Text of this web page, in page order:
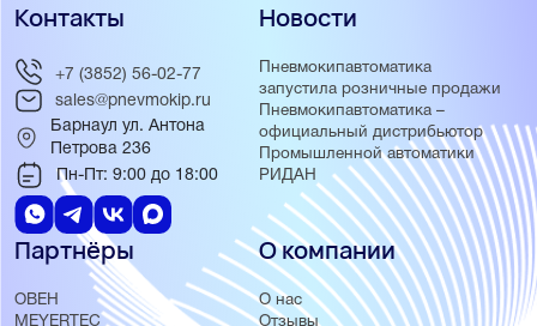
Новости
Пневмокипавтоматика
запустила розничные продажи
Пневмокипавтоматика –
официальный дистрибьютор
Промышленной автоматики
РИДАН
Партнёры
ОВЕН
MEYERTEC
О компании
О нас
Отзывы
Контакты
+7 (3852) 56-02-77
sales@pnevmokip.ru
Барнаул ул. Антона
Петрова 236
Пн-Пт: 9:00 до 18:00